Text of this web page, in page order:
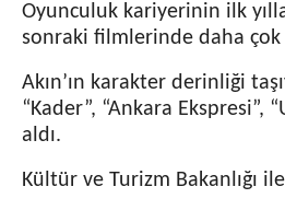
Oyunculuk kariyerinin ilk
sonraki filmlerinde daha çok
Akın’ın karakter derinliği
“Kader”, “Ankara Ekspresi”,
aldı.
Kültür ve Turizm Bakanlığı